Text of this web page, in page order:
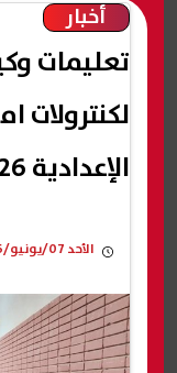
أخبار
تعليمات
لكنترولات
الإعدادية 2026
الأحد 07/يونيو/2026 - 09:15 م